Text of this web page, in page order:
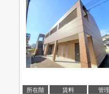
所在階 賃料
管